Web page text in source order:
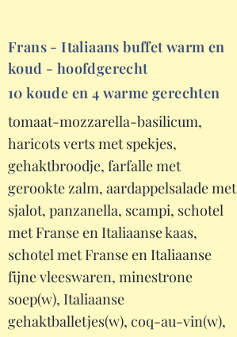
Frans - Italiaans buffet warm en
koud - hoofdgerecht
10 koude en 4 warme gerechten
tomaat-mozzarella-basilicum,
haricots verts met spekjes,
gehaktbroodje, farfalle met
gerookte zalm, aardappelsalade met
sjalot, panzanella, scampi, schotel
met Franse en Italiaanse kaas,
schotel met Franse en Italiaanse
fijne vleeswaren, minestrone
soep(w), Italiaanse
gehaktballetjes(w), coq-au-vin(w),